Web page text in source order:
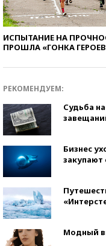
ИСПЫТАНИЕ НА
ПРОШЛА «ГОНКА
РЕКОМЕНДУЕМ:
Судьба
Бизнес
Модный